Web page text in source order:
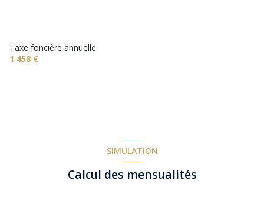
vue Les dentelles de montmirail
Taxe foncière annuelle
1 458 €
SIMULATION
Calcul des mensualités